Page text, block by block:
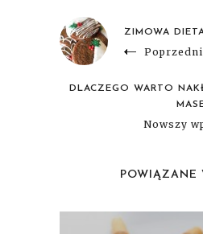
ZIMOWA
DLACZEGO WARTO
Nowszy
POWIĄZANE